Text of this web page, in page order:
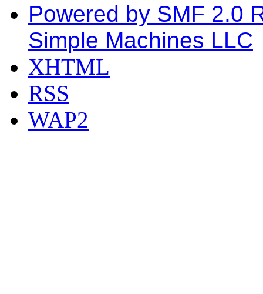
Powered by SMF 2.0
Simple Machines LLC
XHTML
RSS
WAP2